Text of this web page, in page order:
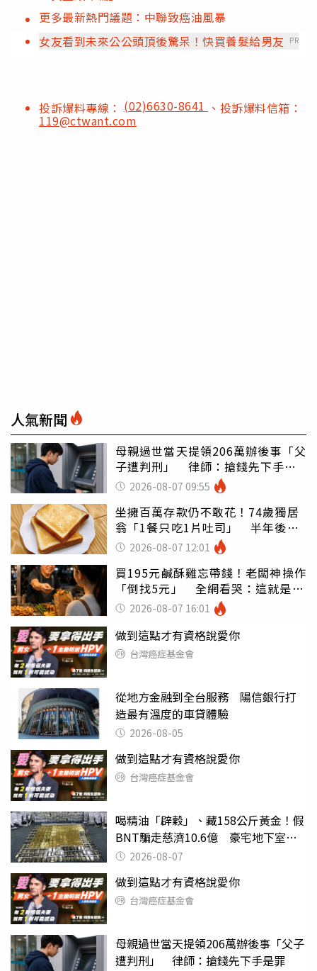
更多最新熱門議題：中聯致癌油風暴
女友看到未來公公頭頂後驚呆！快買養髮給男友
PR
投訴爆料專線： (02)6630-8641 、投訴爆料信箱：
119@ctwant.com
人氣新聞
母親過世當天提領206萬辦後事「父
子遭判刑」 律師：搶錢先下手是
罪 2026-08-07 09:55
坐擁百萬存款仍不敢花！74歲獨居
翁「1餐只吃1片吐司」 半年後暴
瘦嚇壞女兒
2026-08-07 12:01
買195元鹹酥雞忘帶錢！老闆神操作
「倒找5元」 全網看哭：這就是台
灣 2026-08-07 16:01
做到這點才有資格說愛你
台灣癌症基金會
從地方金融到全台服務 陽信銀行打
造最有溫度的車貸體驗
2026-08-05
做到這點才有資格說愛你
台灣癌症基金會
喝精油「辟穀」、藏158公斤黃金！假
BNT騙走慈濟10.6億 豪宅地下室竟
挖出乾鮑金庫
2026-08-07
做到這點才有資格說愛你
台灣癌症基金會
母親過世當天提領206萬辦後事「父子
遭判刑」 律師：搶錢先下手是罪